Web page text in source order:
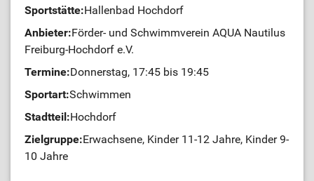
Sportstätte:Hallenbad Hochdorf
Anbieter:Förder- und Schwimmverein AQUA Nautilus
Freiburg-Hochdorf e.V.
Termine:Donnerstag, 17:45 bis 19:45
Sportart:Schwimmen
Stadtteil:Hochdorf
Zielgruppe:Erwachsene, Kinder 11-12 Jahre, Kinder 9-
10 Jahre